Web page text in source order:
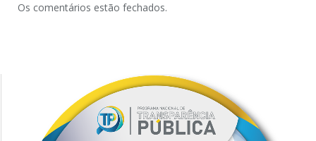
Os comentários estão fechados.